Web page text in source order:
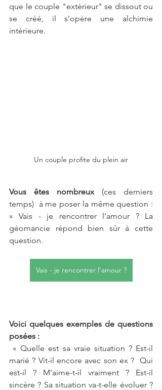
que le couple "extérieur" se dissout ou
se créé, il s'opère une alchimie
intérieure.
Un couple profite du plein air
Vous êtes nombreux (ces derniers
temps)  à me poser la même question :
« Vais - je rencontrer l’amour ? La
géomancie répond bien sûr à cette
question.
Vais - je rencontrer l’amour ?
Voici quelques exemples de questions
posées :
« Quelle est sa vraie situation ? Est-il
marié ? Vit-il encore avec son ex ?  Qui
est-il ? M’aime-t-il vraiment ? Est-il
sincère ? Sa situation va-t-elle évoluer ?